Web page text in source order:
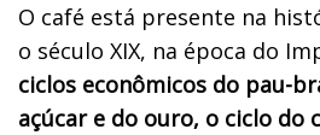
O café está presente na
o século XIX, na época do
ciclos econômicos do pau-
açúcar e do ouro, o ciclo do